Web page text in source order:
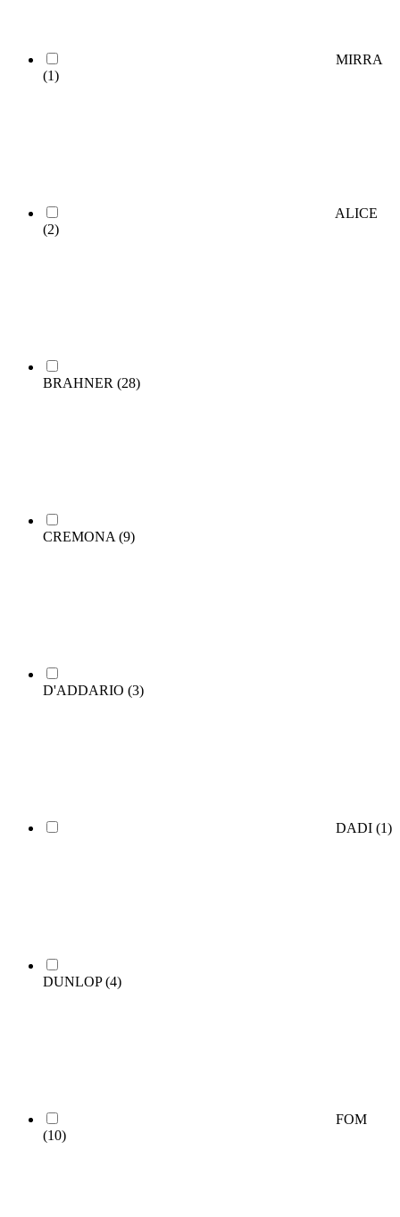
MIRRA
(1)
ALICE
(2)
BRAHNER (28)
CREMONA (9)
D'ADDARIO (3)
DADI (1)
DUNLOP(4)
FOM
(10)